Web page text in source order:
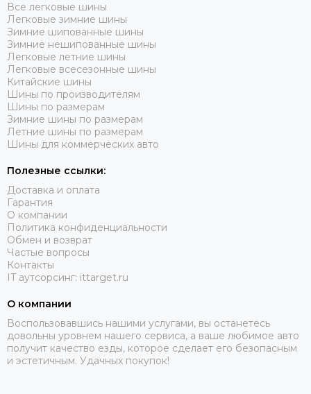
Все легковые шины
Легковые зимние шины
Зимние шипованные шины
Зимние нешипованные шины
Легковые летние шины
Легковые всесезонные шины
Китайские шины
Шины по производителям
Шины по размерам
Зимние шины по размерам
Летние шины по размерам
Шины для коммерческих авто
Полезные ссылки:
Доставка и оплата
Гарантия
О компании
Политика конфиденциальности
Обмен и возврат
Частые вопросы
Контакты
IT аутсорсинг: ittarget.ru
О компании
Воспользовавшись нашими услугами, вы останетесь
довольны уровнем нашего сервиса, а ваше любимое авто
получит качество езды, которое сделает его безопасным
и эстетичным. Удачных покупок!